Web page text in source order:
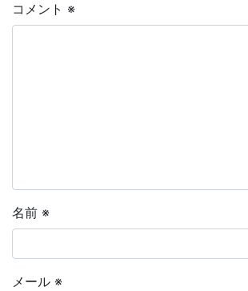
コメント ※
名前 ※
メール ※